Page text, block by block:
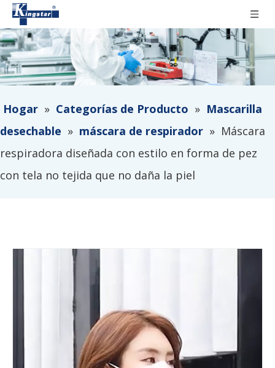
Hogar » Categorías de Producto » Mascarilla
desechable » máscara de respirador » Máscara
respiradora diseñada con estilo en forma de pez
con tela no tejida que no daña la piel